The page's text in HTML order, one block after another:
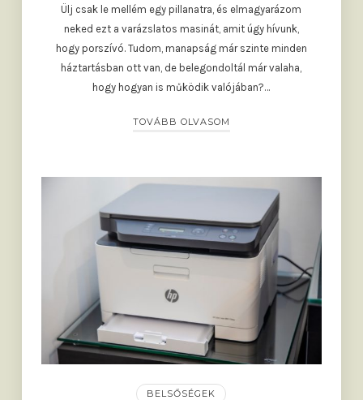
Ülj csak le mellém egy pillanatra, és elmagyarázom
neked ezt a varázslatos masinát, amit úgy hívunk,
hogy porszívó. Tudom, manapság már szinte minden
háztartásban ott van, de belegondoltál már valaha,
hogy hogyan is működik valójában?…
TOVÁBB OLVASOM
BELSŐSÉGEK